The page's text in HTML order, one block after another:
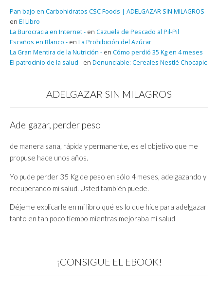
Pan bajo en Carbohidratos CSC Foods | ADELGAZAR SIN MILAGROS
en El Libro
La Burocracia en Internet - en Cazuela de Pescado al Pil-Pil
Escaños en Blanco - en La Prohibición del Azúcar
La Gran Mentira de la Nutrición - en Cómo perdió 35 Kg en 4 meses
El patrocinio de la salud - en Denunciable: Cereales Nestlé Chocapic
ADELGAZAR SIN MILAGROS
Adelgazar, perder peso
de manera sana, rápida y permanente, es el objetivo que me
propuse hace unos años.
Yo pude perder 35 Kg de peso en sólo 4 meses, adelgazando y
recuperando mi salud. Usted también puede.
Déjeme explicarle en mi libro qué es lo que hice para adelgazar
tanto en tan poco tiempo mientras mejoraba mi salud
¡CONSIGUE EL EBOOK!